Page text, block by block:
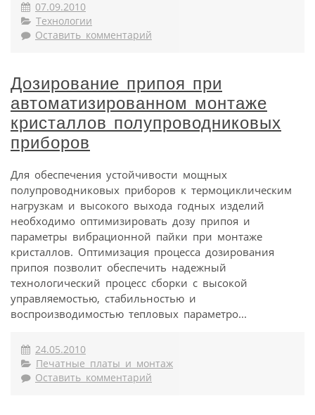
07.09.2010
Технологии
Оставить комментарий
Дозирование припоя при
автоматизированном монтаже
кристаллов полупроводниковых
приборов
Для обеспечения устойчивости мощных
полупроводниковых приборов к термоциклическим
нагрузкам и высокого выхода годных изделий
необходимо оптимизировать дозу припоя и
параметры вибрационной пайки при монтаже
кристаллов. Оптимизация процесса дозирования
припоя позволит обеспечить надежный
технологический процесс сборки с высокой
управляемостью, стабильностью и
воспроизводимостью тепловых параметро...
24.05.2010
Печатные платы и монтаж
Оставить комментарий